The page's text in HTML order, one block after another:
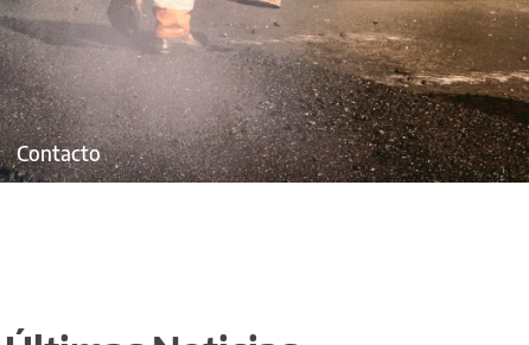
Contacto